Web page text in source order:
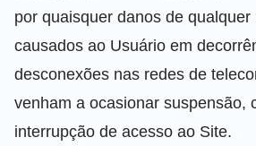
por quaisquer danos de qualquer
causados ao Usuário em
desconexões nas redes de
venham a ocasionar suspensão,
interrupção de acesso ao Site.